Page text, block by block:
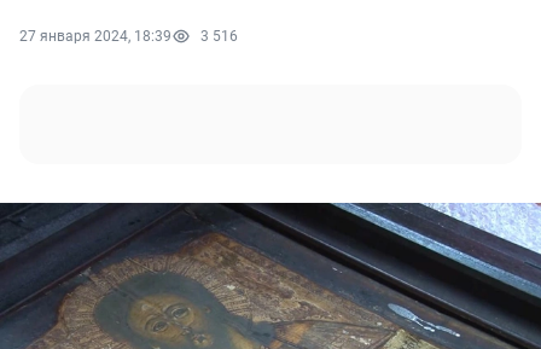
27 января 2024, 18:39 3 516